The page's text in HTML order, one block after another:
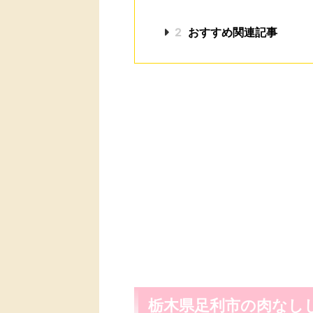
2 おすすめ関連記事
栃木県足利市の肉なし